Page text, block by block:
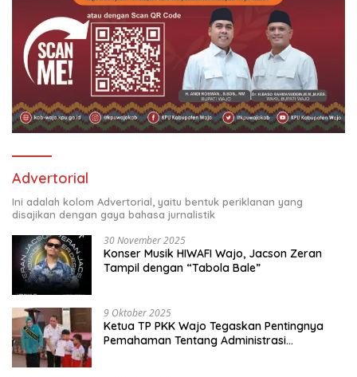
Advertorial
Ini adalah kolom Advertorial, yaitu bentuk periklanan yang
disajikan dengan gaya bahasa jurnalistik
30 November 2025
Konser Musik HIWAFI Wajo, Jacson Zeran
Tampil dengan “Tabola Bale”
9 Oktober 2025
Ketua TP PKK Wajo Tegaskan Pentingnya
Pemahaman Tentang Administrasi